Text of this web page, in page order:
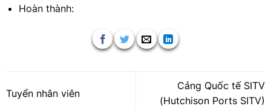
Hoàn thành:
Tuyển nhân viên
Cảng Quốc tế SITV
(Hutchison Ports SITV)